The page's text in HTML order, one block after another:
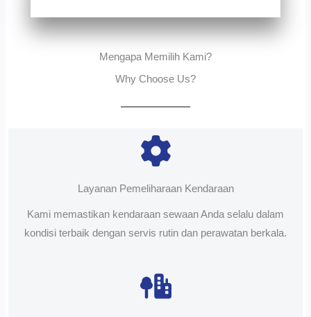
Mengapa Memilih Kami?
Why Choose Us?
Layanan Pemeliharaan Kendaraan
Kami memastikan kendaraan sewaan Anda selalu dalam
kondisi terbaik dengan servis rutin dan perawatan berkala.